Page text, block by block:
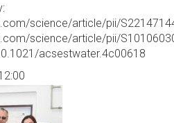
science/article/pii/
science/article/pii/
acsestwater.4c00618